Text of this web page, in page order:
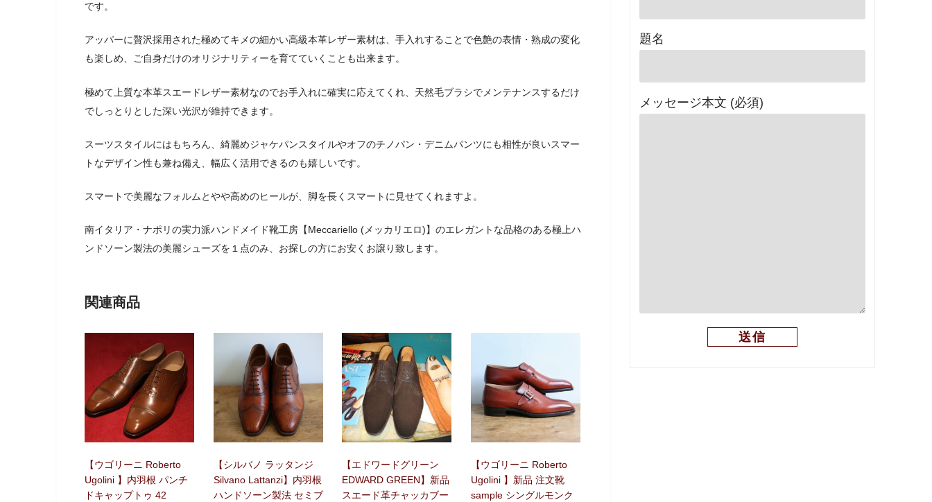
です。
アッパーに贅沢採用された極めてキメの細かい高級本革レザー素材は、手入れすることで色艶の表情・熟成の変化
も楽しめ、ご自身だけのオリジナリティーを育てていくことも出来ます。
極めて上質な本革スエードレザー素材なのでお手入れに確実に応えてくれ、天然毛ブラシでメンテナンスするだけ
でしっとりとした深い光沢が維持できます。
スーツスタイルにはもちろん、綺麗めジャケパンスタイルやオフのチノパン・デニムパンツにも相性が良いスマー
トなデザイン性も兼ね備え、幅広く活用できるのも嬉しいです。
スマートで美麗なフォルムとやや高めのヒールが、脚を長くスマートに見せてくれますよ。
南イタリア・ナポリの実力派ハンドメイド靴工房【Meccariello (メッカリエロ)】のエレガントな品格のある極上ハ
ンドソーン製法の美麗シューズを１点のみ、お探しの方にお安くお譲り致します。
関連商品
【ウゴリーニ Roberto
Ugolini 】内羽根 パンチ
ドキャップトゥ 42
【シルバノ ラッタンジ
Silvano Lattanzi】内羽根
ハンドソーン製法 セミブ
【エドワードグリーン
EDWARD GREEN】新品
スエード革チャッカブー
【ウゴリーニ Roberto
Ugolini 】新品 注文靴
sample シングルモンク
題名
メッセージ本文 (必須)